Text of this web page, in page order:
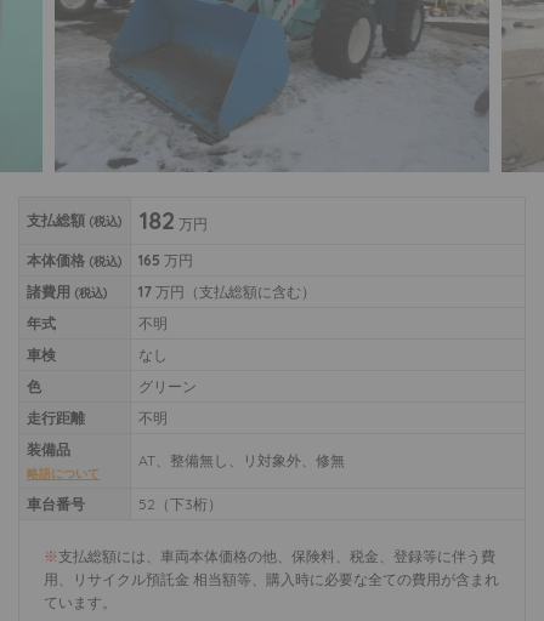
支払総額 (税込) 182 万円
本体価格 (税込) 165 万円
諸費用 (税込) 17 万円 （支払総額に含む）
年式
不明
車検
なし
色
グリーン
走行距離
不明
装備品
略語について
AT、整備無し、リ対象外、修無
車台番号 52（下3桁）
※支払総額には、車両本体価格の他、保険料、税金、登録等に伴う費
用、リサイクル預託金 相当額等、購入時に必要な全ての費用が含まれ
ています。